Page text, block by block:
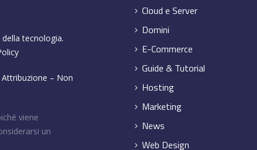
tecnologia.
– Non
viene
un
Cloud e Server
Domini
E-Commerce
Guide & Tutorial
Hosting
Marketing
News
Web Design